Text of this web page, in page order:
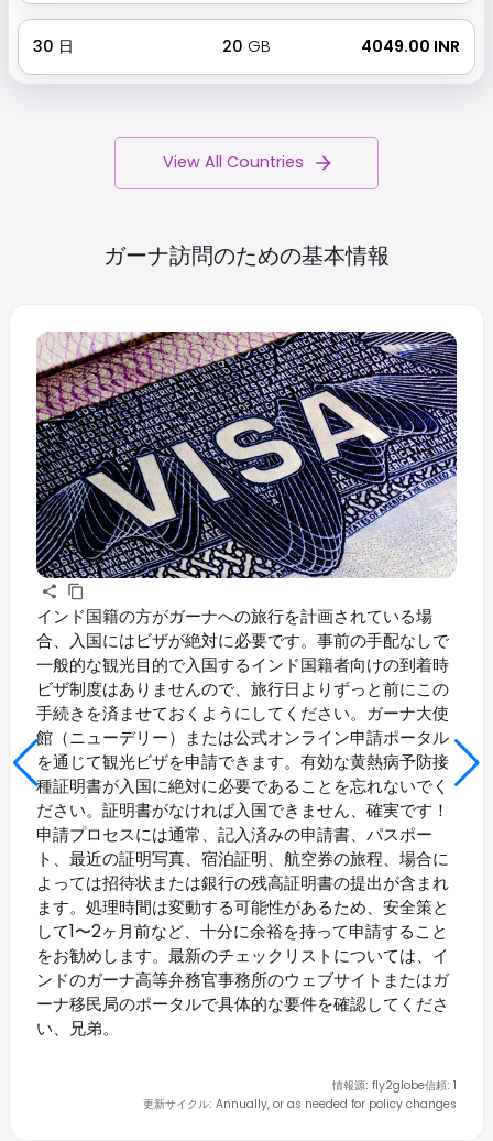
30 日 20 GB ₹ 4049.00 INR
View All Countries
ガーナ訪問のための基本情報
インド国籍の方がガーナへの旅行を計画されている場
合、入国にはビザが絶対に必要です。事前の手配なしで
一般的な観光目的で入国するインド国籍者向けの到着時
ビザ制度はありませんので、旅行日よりずっと前にこの
手続きを済ませておくようにしてください。ガーナ大使
館（ニューデリー）または公式オンライン申請ポータル
を通じて観光ビザを申請できます。有効な黄熱病予防接
種証明書が入国に絶対に必要であることを忘れないでく
ださい。証明書がなければ入国できません、確実です！
申請プロセスには通常、記入済みの申請書、パスポー
ト、最近の証明写真、宿泊証明、航空券の旅程、場合に
よっては招待状または銀行の残高証明書の提出が含まれ
ます。処理時間は変動する可能性があるため、安全策と
して1〜2ヶ月前など、十分に余裕を持って申請すること
をお勧めします。最新のチェックリストについては、イ
ンドのガーナ高等弁務官事務所のウェブサイトまたはガ
ーナ移民局のポータルで具体的な要件を確認してくださ
い、兄弟。
情報源: fly2globe信頼: 1
更新サイクル: Annually, or as needed for policy changes